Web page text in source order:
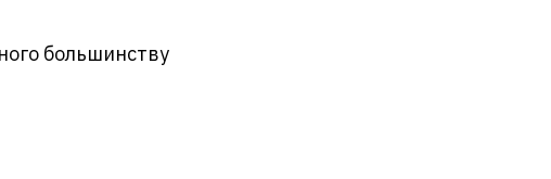
большинству